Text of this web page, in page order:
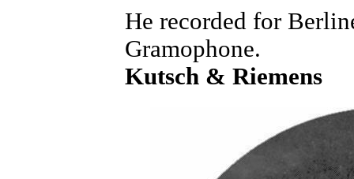
He recorded for
Gramophone.
Kutsch & Riemens